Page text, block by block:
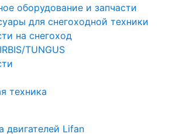
оборудование и запчасти
для снегоходной техники
на снегоход
TUNGUS
техника
двигателей Lifan